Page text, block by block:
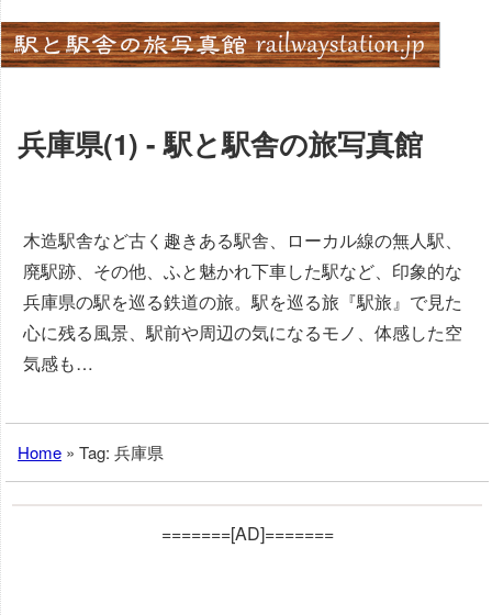
Skip
to
content
兵庫県(1) - 駅と駅舎の旅写真館
木造駅舎など古く趣きある駅舎、ローカル線の無人駅、
廃駅跡、その他、ふと魅かれ下車した駅など、印象的な
兵庫県の駅を巡る鉄道の旅。駅を巡る旅『駅旅』で見た
心に残る風景、駅前や周辺の気になるモノ、体感した空
気感も…
Home » Tag: 兵庫県
=======[AD]=======